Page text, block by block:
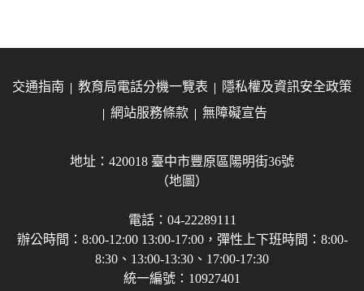
交通指南 教育局電話分機一覽表
隱私權及資訊安全政策
網站服務條款
無障礙宣告
地址：420018 臺中市豐原區陽明街36號
（地圖）
電話：04-22289111
辦公時間：8:00-12:00 13:00-17:00，彈性上下班時間：8:00-
8:30、13:00-13:30、17:00-17:30
統一編號：10927401